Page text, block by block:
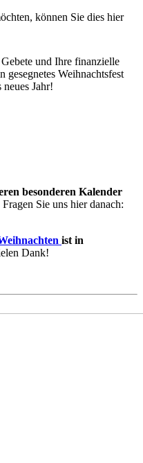
können Sie dies hier
und Ihre finanzielle
Weihnachtsfest
Jahr!
besonderen Kalender
Sie uns hier danach:
ist in
Dank!